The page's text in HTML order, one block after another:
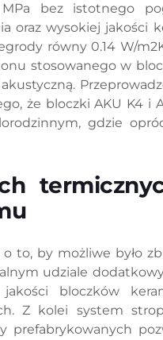
bez istotnego
oraz wysokiej jakości
równy 0.14 W/
stosowanego w
że bloczki AKU K4 i
gdzie
to, by możliwe było
udziale
bloczków
Z kolei system
prefabrykowanych